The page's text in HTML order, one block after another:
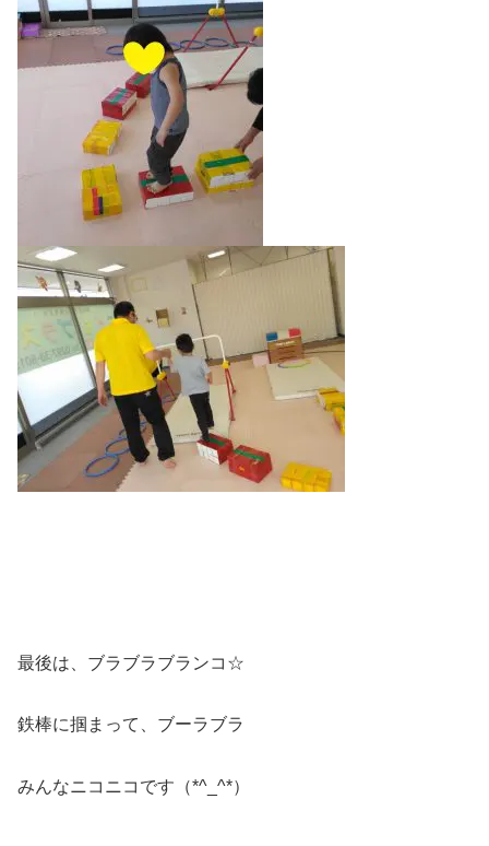
最後は、ブラブラブランコ☆
鉄棒に掴まって、ブーラブラ
みんなニコニコです（*^_^*）